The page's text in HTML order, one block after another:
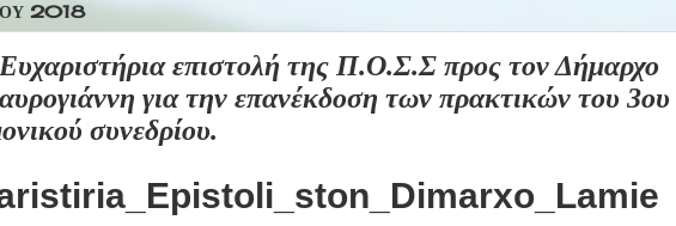
2018
επιστολή της Π.Ο.Σ.Σ προς τον Δήμαρχο
για την επανέκδοση των πρακτικών του 3ου
συνεδρίου.